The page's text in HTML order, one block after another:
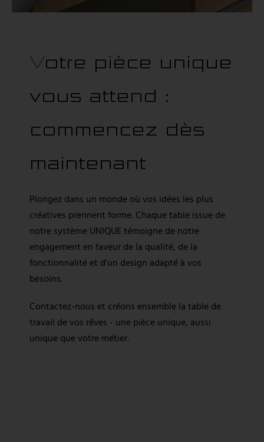
Votre pièce unique
vous attend :
commencez dès
maintenant
Plongez dans un monde où vos idées les plus
créatives prennent forme. Chaque table issue de
notre système UNIQUE témoigne de notre
engagement en faveur de la qualité, de la
fonctionnalité et d'un design adapté à vos
besoins.
Contactez-nous et créons ensemble la table de
travail de vos rêves - une pièce unique, aussi
unique que votre métier.